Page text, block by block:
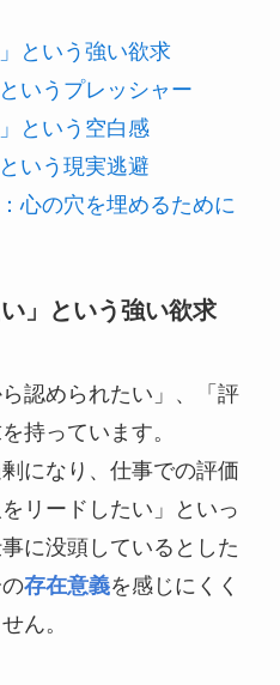
という強い欲求
いうプレッシャー
という空白感
いう現実逃避
心の穴を埋めるために
」という強い欲求
認められたい」、「評
持っています。
になり、仕事での評価
リードしたい」といっ
に没頭しているとした
存在意義を感じにくく
ん。